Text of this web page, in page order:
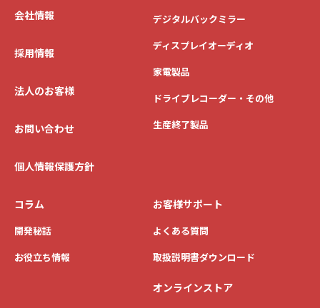
会社情報
採用情報
法人のお客様
お問い合わせ
個人情報保護方針
デジタルバックミラー
ディスプレイオーディオ
家電製品
ドライブレコーダー・その他
生産終了製品
コラム
開発秘話
お役立ち情報
お客様サポート
よくある質問
取扱説明書ダウンロード
オンラインストア